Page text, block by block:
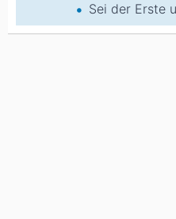
Sei der Erste